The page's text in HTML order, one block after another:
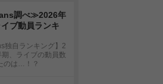
調べ≫2026年
イブ動員ランキ
独自ランキング】2
、ライブの動員数
のは…！？